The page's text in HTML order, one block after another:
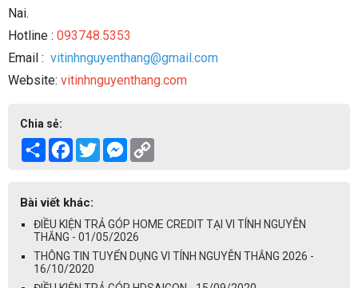
Nai.
Hotline : 093748.5353
Email : vitinhnguyenthang@gmail.com
Website: vitinhnguyenthang.com
Chia sẻ:
Share Facebook
TwitterMessenger
Bài viết khác:
ĐIỀU KIỆN TRẢ GÓP HOME CREDIT TẠI VI TÍNH NGUYỄN
THẮNG - 01/05/2026
THÔNG TIN TUYỂN DỤNG VI TÍNH NGUYỄN THẮNG 2026 -
16/10/2020